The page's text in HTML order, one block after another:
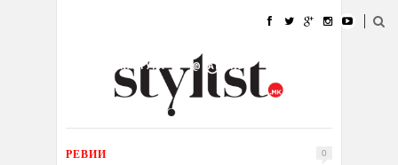
УБАВИНА
КУЛТУРА @РАБОТА
ИЗЛОГ
РЕВИИ 0